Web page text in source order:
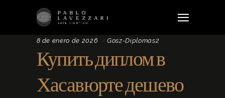
8 de enero de 2026 Gosz-Diplomas2
Купить диплом в
Хасавюрте дешево